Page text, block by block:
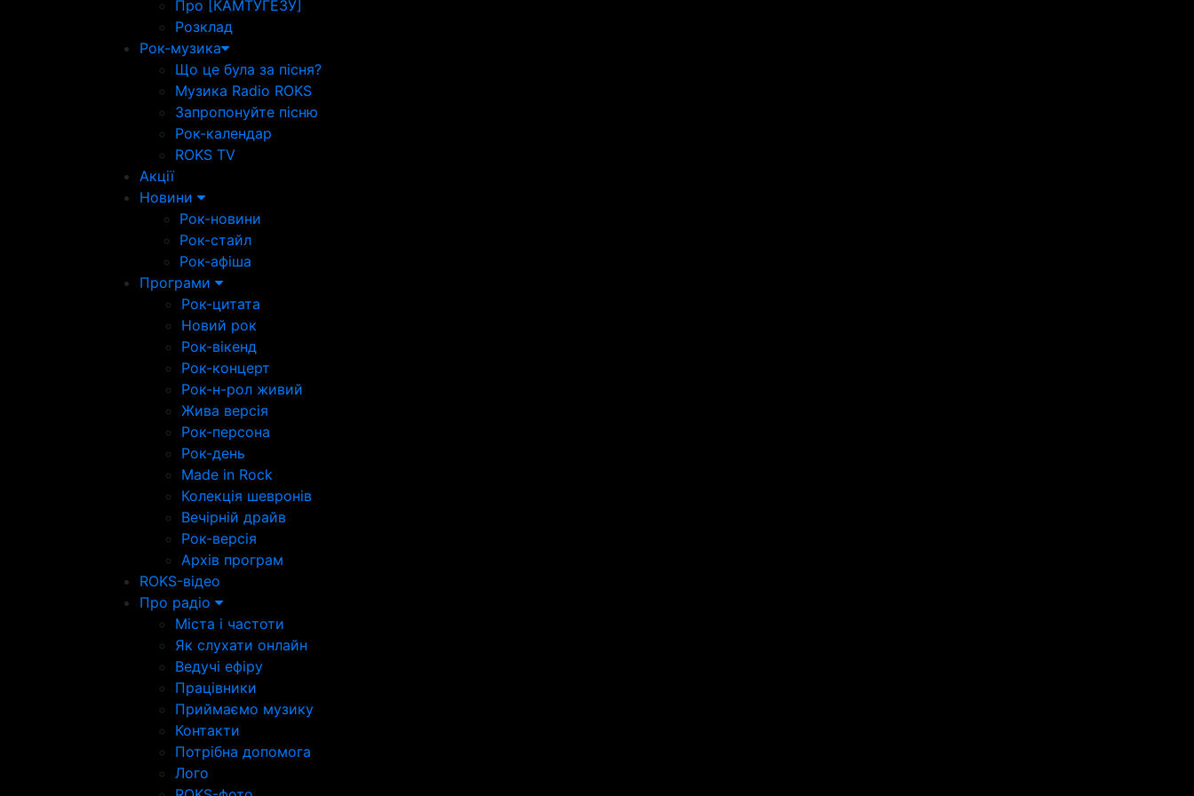
Про [КАМТУГЕЗУ]
Розклад
Рок-музика
Що це була за пісня?
Музика Radio ROKS
Запропонуйте пісню
Рок-календар
ROKS TV
Акції
Новини
Рок-новини
Рок-стайл
Рок-афіша
Програми
Рок-цитата
Новий рок
Рок-вікенд
Рок-концерт
Рок-н-рол живий
Жива версія
Рок-персона
Рок-день
Made in Rock
Колекція шевронів
Вечірній драйв
Рок-версія
Архів програм
ROKS-відео
Про радіо
Міста і частоти
Як слухати онлайн
Ведучі ефіру
Працівники
Приймаємо музику
Контакти
Потрібна допомога
Лого